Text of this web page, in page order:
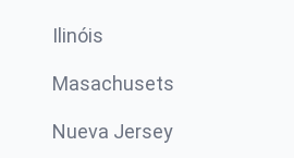
Ilinóis
Masachusets
Nueva Jersey